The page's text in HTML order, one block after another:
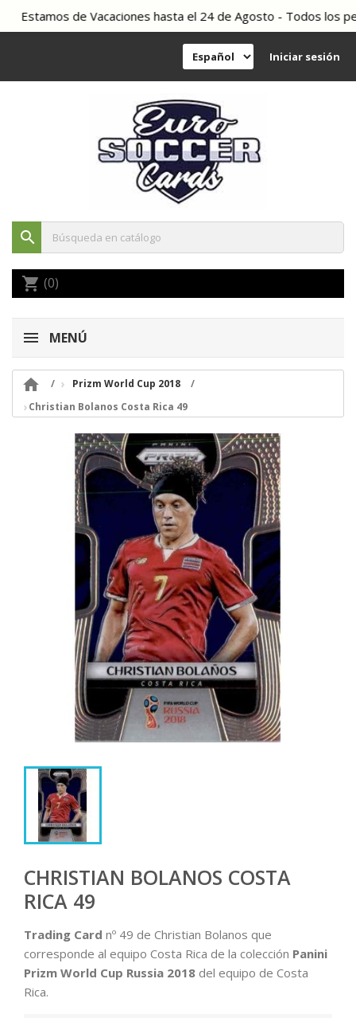
Estamos de Vacaciones hasta el 24 de Agosto - Todos los
Iniciar sesión
search
shopping_cart (0)
MENÚ

Prizm World Cup 2018
Christian Bolanos Costa Rica 49
CHRISTIAN BOLANOS COSTA
RICA 49
Trading Card nº 49 de Christian Bolanos que
corresponde al equipo Costa Rica de la colección Panini
Prizm World Cup Russia 2018 del equipo de Costa
Rica.